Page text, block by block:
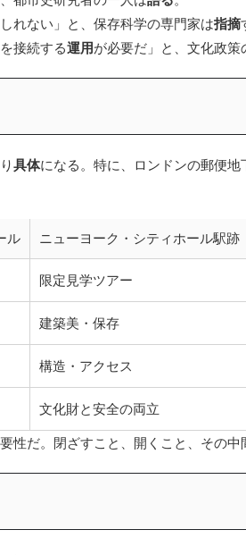
れない」と、保存科学の専門家は指摘
接続する運用が必要だ」と、文化政策
具体になる。特に、ロンドンの郵便
ル ニューヨーク・シティホール駅跡
限定見学ツアー
建築美・保存
構造・アクセス
文化財と安全の両立
性だ。閉ざすこと、開くこと、その中